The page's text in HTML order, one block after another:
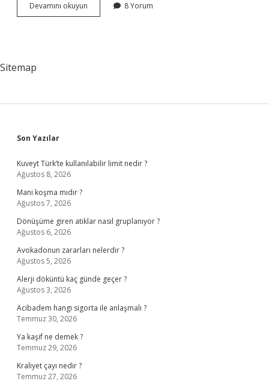
Devamını okuyun
Tonum
8 Yorum
Sitemap
Sidebar
Son Yazılar
Kuveyt Türk’te kullanılabilir limit nedir ?
Ağustos 8, 2026
Mani koşma mıdır ?
Ağustos 7, 2026
Dönüşüme giren atıklar nasıl gruplanıyor ?
Ağustos 6, 2026
Avokadonun zararları nelerdir ?
Ağustos 5, 2026
Alerji döküntü kaç günde geçer ?
Ağustos 3, 2026
Acibadem hangi sigorta ile anlaşmalı ?
Temmuz 30, 2026
Ya kaşif ne demek ?
Temmuz 29, 2026
Kraliyet çayı nedir ?
Temmuz 27, 2026